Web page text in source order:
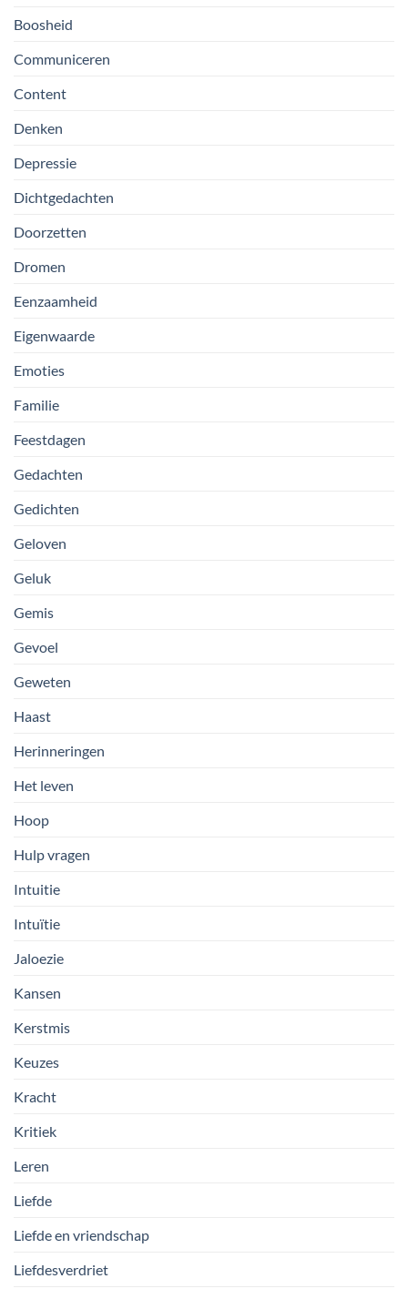
Boosheid
Communiceren
Content
Denken
Depressie
Dichtgedachten
Doorzetten
Dromen
Eenzaamheid
Eigenwaarde
Emoties
Familie
Feestdagen
Gedachten
Gedichten
Geloven
Geluk
Gemis
Gevoel
Geweten
Haast
Herinneringen
Het leven
Hoop
Hulp vragen
Intuitie
Intuïtie
Jaloezie
Kansen
Kerstmis
Keuzes
Kracht
Kritiek
Leren
Liefde
Liefde en vriendschap
Liefdesverdriet